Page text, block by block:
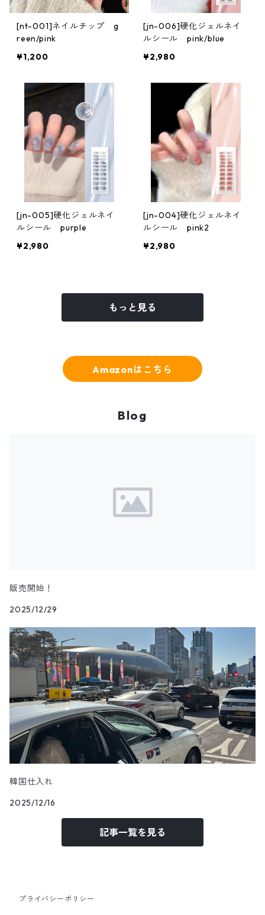
[nt-001]ネイルチップ g
reen/pink
¥1,200
[jn-006]硬化ジェルネイ
ルシール pink/blue
¥2,980
[jn-005]硬化ジェルネイ
ルシール purple
¥2,980
[jn-004]硬化ジェルネイ
ルシール pink2
¥2,980
もっと見る
Amazonはこちら
Blog
販売開始！
2025/12/29
韓国仕入れ
2025/12/16
記事一覧を見る
プライバシーポリシー